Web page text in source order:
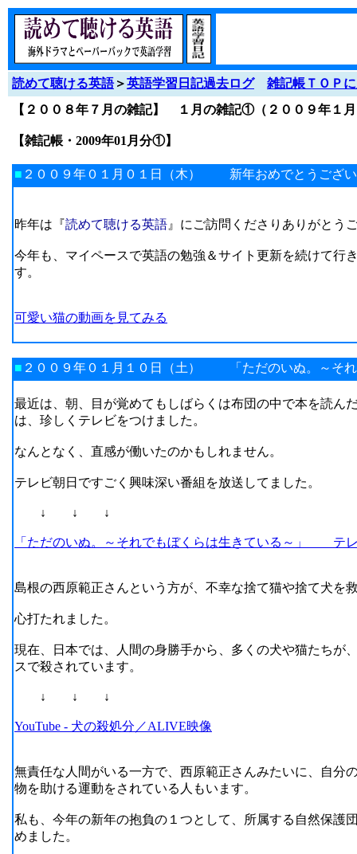
読めて聴ける英語＞英語学習日記過去ログ
雑記帳ＴＯＰ
【２００８年７月の雑記】 １月の雑記①（２００９年１
【雑記帳・2009年01月分①】
■ ２００９年０１月０１日（木） 新年おめでとうござ
昨年は『読めて聴ける英語 』にご訪問くださりありがとう
今年も、マイペースで英語の勉強＆サイト更新を続けて行
す。
可愛い猫の動画を見てみる
■ ２００９年０１月１０日（土） 「ただのいぬ。～そ
最近は、朝、目が覚めてもしばらくは布団の中で本を読ん
は、珍しくテレビをつけました。
なんとなく、直感が働いたのかもしれません。
テレビ朝日ですごく興味深い番組を放送してました。
↓ ↓ ↓
「ただのいぬ。～それでもぼくらは生きている～」 テ
島根の西原範正さんという方が、不幸な捨て猫や捨て犬を
心打たれました。
現在、日本では、人間の身勝手から、多くの犬や猫たちが
スで殺されています。
↓ ↓ ↓
YouTube - 犬の殺処分／ALIVE映像
無責任な人間がいる一方で、西原範正さんみたいに、自分
物を助ける運動をされている人もいます。
私も、今年の新年の抱負の１つとして、所属する自然保護
めました。